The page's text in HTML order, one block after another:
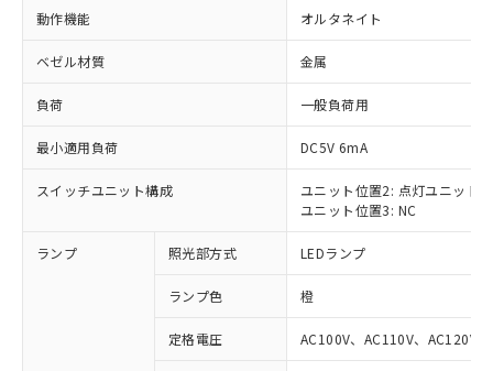
動作機能 オルタネイト
ベゼル材質 金属
負荷 一般負荷用
最小適用負荷 DC5V 6mA
スイッチユニット構成
ユニット位置2: 点灯ユニット
ユニット位置3: NC
ランプ 照光部方式 LEDランプ
ランプ色 橙
定格電圧 AC100V、AC110V、AC120V